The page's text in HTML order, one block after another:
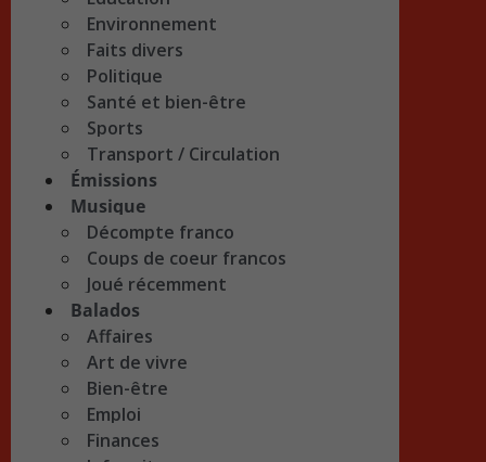
Environnement
Faits divers
Politique
Santé et bien-être
Sports
Transport / Circulation
Émissions
Musique
Décompte franco
Coups de coeur francos
Joué récemment
Balados
Affaires
Art de vivre
Bien-être
Emploi
Finances